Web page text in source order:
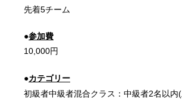
先着5チーム
●参加費
10,000円
●カテゴリー
初級者中級者混合クラス：中級者2名以内